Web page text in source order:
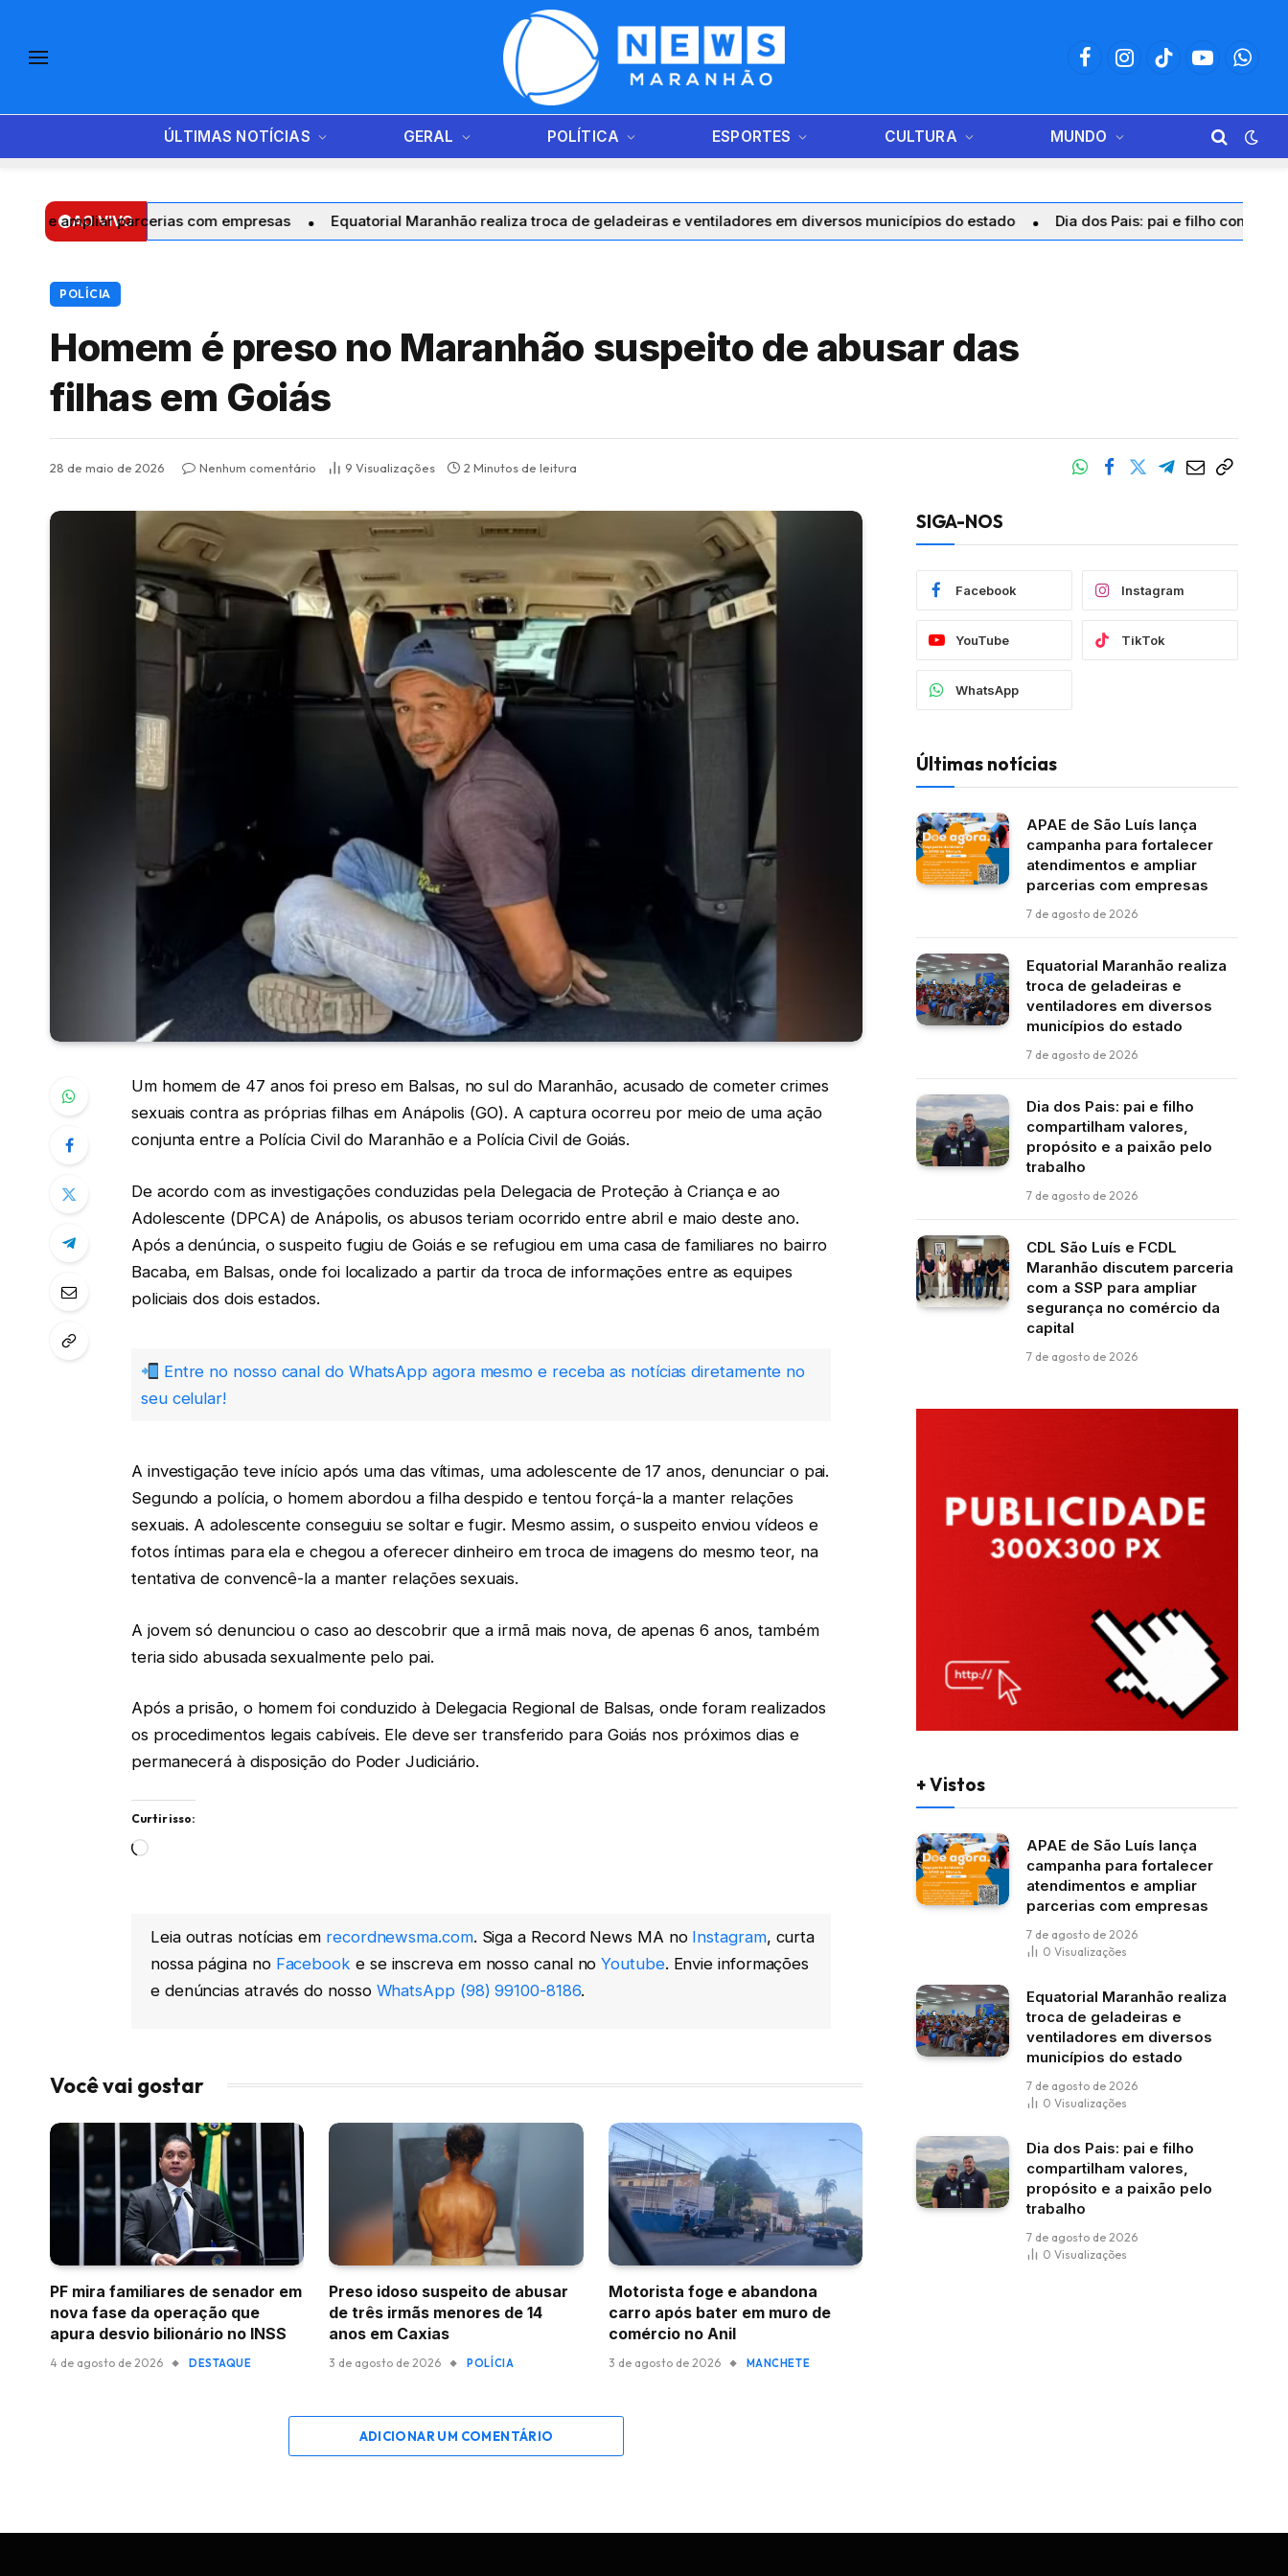
FacebookInstagramTikTokYouTube
ÚLTIMAS NOTÍCIAS GERAL POLÍTICA ESPORTES CULTURA MUNDO
AO VIVO
parcerias com empresas Equatorial Maranhão realiza troca de geladeiras e ventiladores em diversos municípios do estado Dia dos Pais: pai e filho compartilham valores,
POLÍCIA
Homem é preso no Maranhão suspeito de abusar das
filhas em Goiás
28 de maio de 2026 Nenhum comentário 9 Visualizações 2 Minutos de leitura
Um homem de 47 anos foi preso em Balsas, no sul do Maranhão, acusado de cometer crimes
sexuais contra as próprias filhas em Anápolis (GO). A captura ocorreu por meio de uma ação
conjunta entre a Polícia Civil do Maranhão e a Polícia Civil de Goiás.
De acordo com as investigações conduzidas pela Delegacia de Proteção à Criança e ao
Adolescente (DPCA) de Anápolis, os abusos teriam ocorrido entre abril e maio deste ano.
Após a denúncia, o suspeito fugiu de Goiás e se refugiou em uma casa de familiares no bairro
Bacaba, em Balsas, onde foi localizado a partir da troca de informações entre as equipes
policiais dos dois estados.
Entre no nosso canal do WhatsApp agora mesmo e receba as notícias diretamente no
seu celular!
A investigação teve início após uma das vítimas, uma adolescente de 17 anos, denunciar o pai.
Segundo a polícia, o homem abordou a filha despido e tentou forçá-la a manter relações
sexuais. A adolescente conseguiu se soltar e fugir. Mesmo assim, o suspeito enviou vídeos e
fotos íntimas para ela e chegou a oferecer dinheiro em troca de imagens do mesmo teor, na
tentativa de convencê-la a manter relações sexuais.
A jovem só denunciou o caso ao descobrir que a irmã mais nova, de apenas 6 anos, também
teria sido abusada sexualmente pelo pai.
Após a prisão, o homem foi conduzido à Delegacia Regional de Balsas, onde foram realizados
os procedimentos legais cabíveis. Ele deve ser transferido para Goiás nos próximos dias e
permanecerá à disposição do Poder Judiciário.
Curtir isso:
Carregando...
Leia outras notícias em recordnewsma.com. Siga a Record News MA no Instagram, curta
nossa página no Facebook e se inscreva em nosso canal noYoutube. Envie informações
e denúncias através do nosso WhatsApp (98) 99100-8186.
Você vai gostar
PF mira familiares de senador em
nova fase da operação que
apura desvio bilionário no INSS
4 de agosto de 2026 DESTAQUE
Preso idoso suspeito de abusar
de três irmãs menores de 14
anos em Caxias
3 de agosto de 2026 POLÍCIA
Motorista foge e abandona
carro após bater em muro de
comércio no Anil
3 de agosto de 2026 MANCHETE
ADICIONAR UM COMENTÁRIO
SIGA-NOS
Facebook Instagram
YouTube TikTok
WhatsApp
Últimas notícias
APAE de São Luís lança
campanha para fortalecer
atendimentos e ampliar
parcerias com empresas
7 de agosto de 2026
Equatorial Maranhão realiza
troca de geladeiras e
ventiladores em diversos
municípios do estado
7 de agosto de 2026
Dia dos Pais: pai e filho
compartilham valores,
propósito e a paixão pelo
trabalho
7 de agosto de 2026
CDL São Luís e FCDL
Maranhão discutem parceria
com a SSP para ampliar
segurança no comércio da
capital
7 de agosto de 2026
+ Vistos
APAE de São Luís lança
campanha para fortalecer
atendimentos e ampliar
parcerias com empresas
7 de agosto de 2026
0 Visualizações
Equatorial Maranhão realiza
troca de geladeiras e
ventiladores em diversos
municípios do estado
7 de agosto de 2026
0 Visualizações
Dia dos Pais: pai e filho
compartilham valores,
propósito e a paixão pelo
trabalho
7 de agosto de 2026
0 Visualizações